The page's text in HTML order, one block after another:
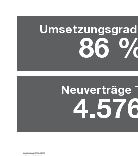
86
Neuverträge